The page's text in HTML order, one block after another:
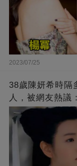
2023/07/25
38歲陳妍希時隔
人，被網友熱議